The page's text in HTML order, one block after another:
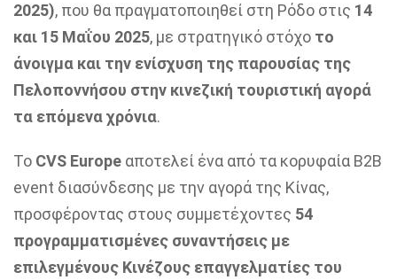
2025), που θα πραγματοποιηθεί στη Ρόδο στις 14
και 15 Μαΐου 2025, με στρατηγικό στόχο το
άνοιγμα και την ενίσχυση της παρουσίας της
Πελοποννήσου στην κινεζική τουριστική αγορά
τα επόμενα χρόνια.
Το CVS Europe αποτελεί ένα από τα κορυφαία B2B
event διασύνδεσης με την αγορά της Κίνας,
προσφέροντας στους συμμετέχοντες 54
προγραμματισμένες συναντήσεις με
επιλεγμένους Κινέζους επαγγελματίες του